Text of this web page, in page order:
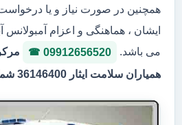
همچنین در صورت نیاز و یا درخواست
ایشان ، هماهنگی و اعزام آمبولانس
می باشد.
09912656520
همیاران سلامت ایثار 36146400 شماره پروانه 3-323036